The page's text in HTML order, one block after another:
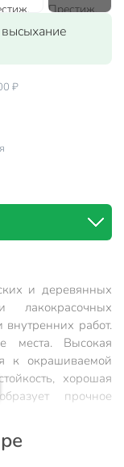
₽
и деревянных
лакокрасочных
работ.
места. Высокая
к окрашиваемой
хорошая
прочное
пигменты,